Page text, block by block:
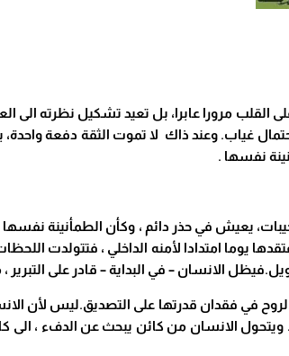
مرورا عابرا، بل تعيد تشكيل نظرته الى
احتمال غياب. وعند ذاك لا تموت الثقة دفعة
نفسها .
يعيش في حذر دائم ، وكأن الطمأنينة نفسها
يوما امتدادا لأمنه الداخلي ، فتتولدت
الانسان – في البداية – قادر على التبرير ،
الروح في فقدان قدرتها على التصديق.ليس لأن
الانسان من كائن يبحث عن الدفء ، الى